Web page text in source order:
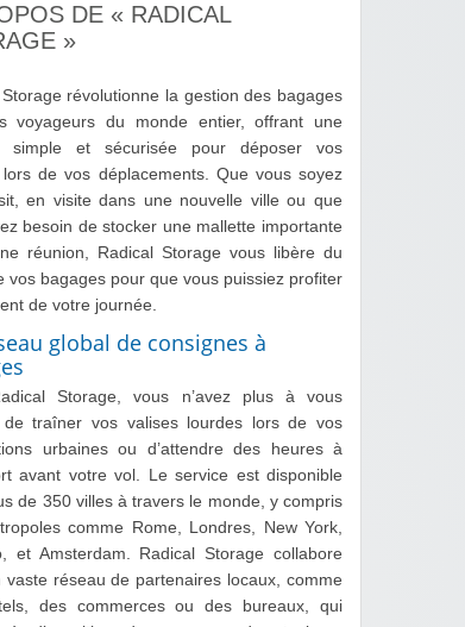
DE « RADICAL
»
Storage révolutionne la gestion des bagages
voyageurs du monde entier, offrant une
simple et sécurisée pour déposer vos
de vos déplacements. Que vous soyez
en visite dans une nouvelle ville ou que
besoin de stocker une mallette importante
réunion, Radical Storage vous libère du
vos bagages pour que vous puissiez profiter
de votre journée.
global de consignes à
Storage, vous n’avez plus à vous
de traîner vos valises lourdes lors de vos
urbaines ou d’attendre des heures à
avant votre vol. Le service est disponible
de 350 villes à travers le monde, y compris
comme Rome, Londres, New York,
et Amsterdam. Radical Storage collabore
vaste réseau de partenaires locaux, comme
des commerces ou des bureaux, qui